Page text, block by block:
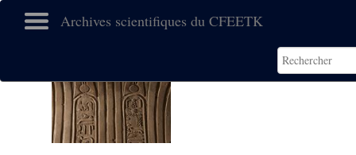
Archives scientifiques du CFEETK